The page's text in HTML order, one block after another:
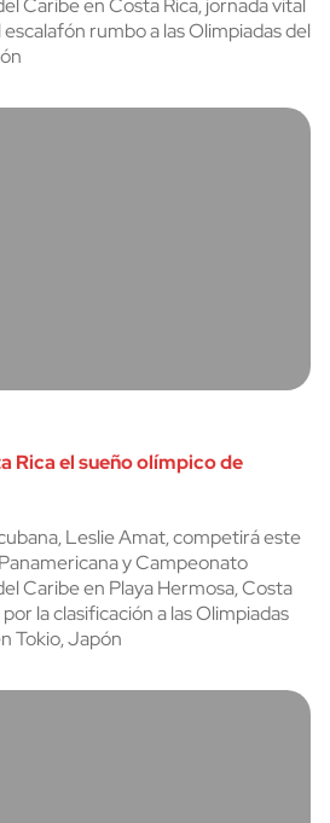
Caribe en Costa Rica, jornada vital
rumbo a las Olimpiadas del
Rica el sueño olímpico de
Leslie Amat, competirá este
y Campeonato
Caribe en Playa Hermosa, Costa
la clasificación a las Olimpiadas
Tokio, Japón